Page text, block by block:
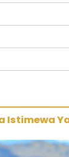
Istimewa